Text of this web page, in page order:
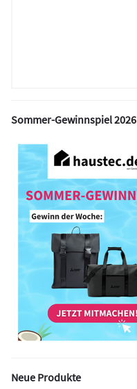
Sommer-Gewinnspiel 2026
Neue Produkte